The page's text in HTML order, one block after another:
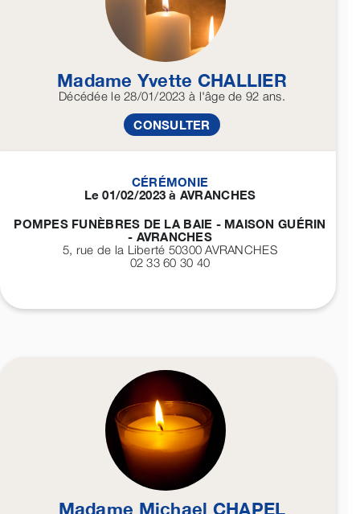
Madame Yvette CHALLIER
Décédéele 28/01/2023 à l'âge de 92 ans.
CONSULTER
CÉRÉMONIE
Le 01/02/2023 à AVRANCHES
POMPES FUNÈBRES DE LA BAIE - MAISON GUÉRIN
- AVRANCHES
5, rue de la Liberté 50300AVRANCHES
02 33 60 30 40
Madame Michael CHAPEL